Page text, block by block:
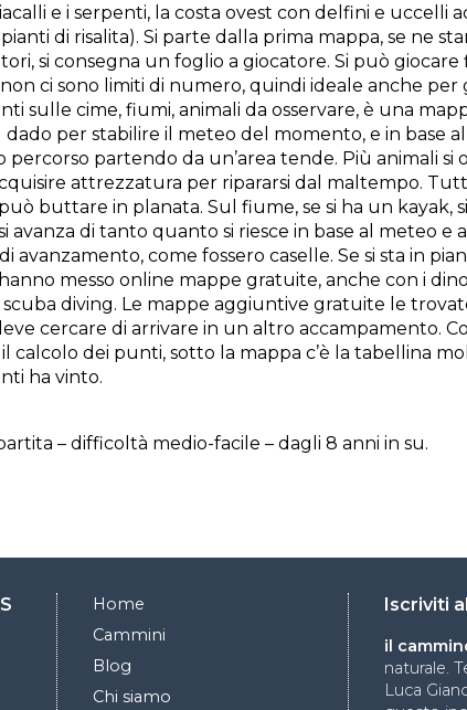
e i serpenti, la costa ovest con delfini e uccelli
di risalita). Si parte dalla prima mappa, se ne
si consegna un foglio a giocatore. Si può giocare
ci sono limiti di numero, quindi ideale anche per
sulle cime, fiumi, animali da osservare, è una
per stabilire il meteo del momento, e in base
partendo da un’area tende. Più animali si
attrezzatura per ripararsi dal maltempo.
buttare in planata. Sul fiume, se si ha un kayak,
avanza di tanto quanto si riesce in base al meteo e
avanzamento, come fossero caselle. Se si sta in
messo online mappe gratuite, anche con i
scuba diving. Le mappe aggiuntive gratuite le
cercare di arrivare in un altro accampamento.
calcolo dei punti, sotto la mappa c’è la tabellina
ha vinto.
– difficoltà medio-facile – dagli 8 anni in su.
Home
Cammini
Blog
Chi siamo
Iscriviti
il
naturale.
Luca